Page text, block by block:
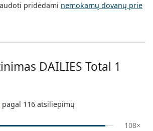
pridėdami nemokamų dovanų prie
DAILIES Total 1
pagal 116 atsiliepimų
108×